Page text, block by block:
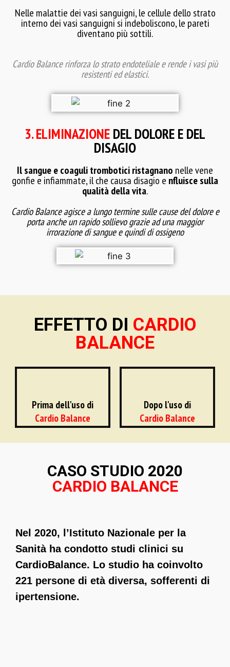
Nelle malattie dei vasi sanguigni, le cellule dello strato
interno dei vasi sanguigni si indeboliscono, le pareti
diventano più sottili.
Cardio Balance rinforza lo strato endoteliale e rende i vasi più
resistenti ed elastici.
3. ELIMINAZIONE DEL DOLORE E DEL
DISAGIO
Il sangue e coaguli trombotici ristagnano nelle vene
gonfie e infiammate, il che causa disagio e nfluisce sulla
qualità della vita.
Cardio Balance agisce a lungo termine sulle cause del dolore e
porta anche un rapido sollievo grazie ad una maggior
irrorazione di sangue e quindi di ossigeno
EFFETTO DI CARDIO
BALANCE
Prima dell'uso di
Cardio Balance
Dopo l'uso di
Cardio Balance
CASO STUDIO 2020
CARDIO BALANCE
Nel 2020, l’Istituto Nazionale per la
Sanità ha condotto studi clinici su
CardioBalance. Lo studio ha coinvolto
221 persone di età diversa, sofferenti di
ipertensione.